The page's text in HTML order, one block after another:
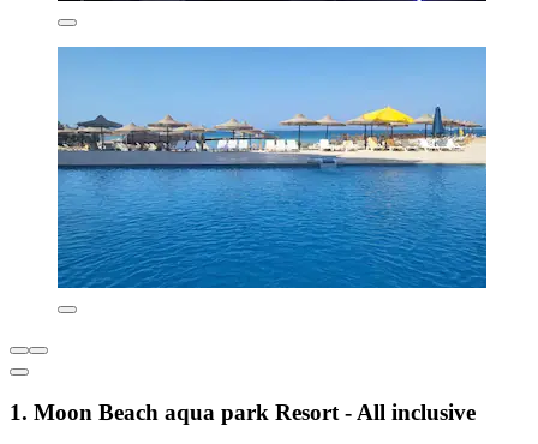
1. Moon Beach aqua park Resort - All inclusive